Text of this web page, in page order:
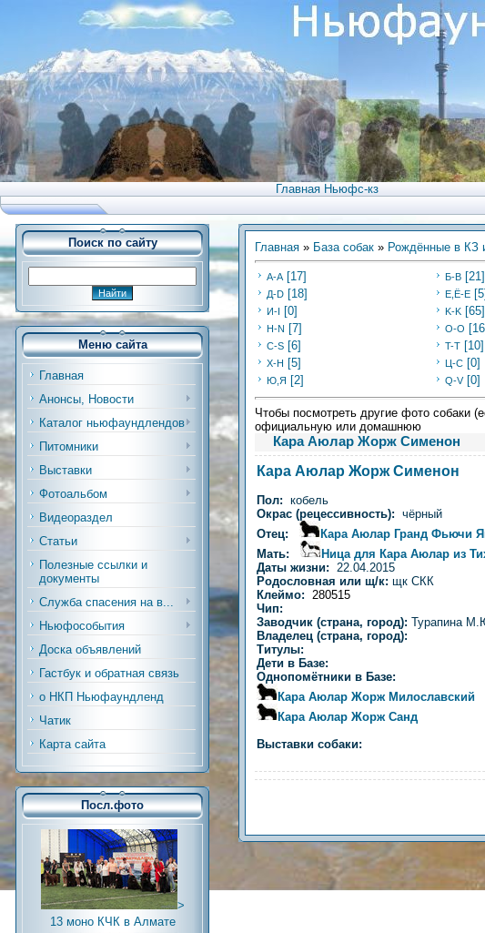
Главная Ньюфс-кз
Поиск по сайту
Меню сайта
Главная
Анонсы, Новости
Каталог ньюфаундлендов
Питомники
Выставки
Фотоальбом
Видеораздел
Статьи
Полезные ссылки и
документы
Служба спасения на в...
Ньюфособытия
Доска объявлений
Гастбук и обратная связь
о НКП Ньюфаундленд
Чатик
Карта сайта
Посл.фото
>
13 моно КЧК в Алмате
Главная » База собак » Рождённые в КЗ
А-А [17] Б-В [21]
Д-D [18] Е,Ё-Е [5]
И-I [0] K-K [65]
Н-N [7] O-O
C-S [6] T-T [10]
Х-H [5] Ц-C [0]
Ю,Я [2] Q-V [0]
Чтобы посмотреть другие фото собаки
официальную или домашнюю
Кара Аюлар Жорж Сименон
Кара Аюлар Жорж Сименон
Пол: кобель
Окрас (рецессивность): чёрный
Отец:
Кара Аюлар Гранд Фьючи
Мать:
Ница для Кара Аюлар из
Даты жизни: 22.04.2015
Родословная или щ/к: щк СКК
Клеймо: 280515
Чип:
Заводчик (страна, город): Турапина
Владелец (страна, город):
Титулы:
Дети в Базе:
Однопомётники в Базе:
Кара Аюлар Жорж Милославский
Кара Аюлар Жорж Санд
Выставки собаки: